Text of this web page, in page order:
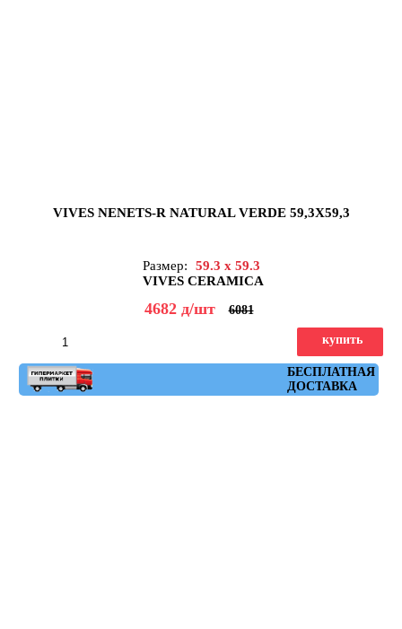
VIVES NENETS-R NATURAL VERDE 59,3X59,3
Размер:
59.3 x 59.3
VIVES CERAMICA
4682 д/шт 6081
БЕСПЛАТНАЯ
ДОСТАВКА
купить
Артикул: nenets_r_natural_verde_59,3x59,3